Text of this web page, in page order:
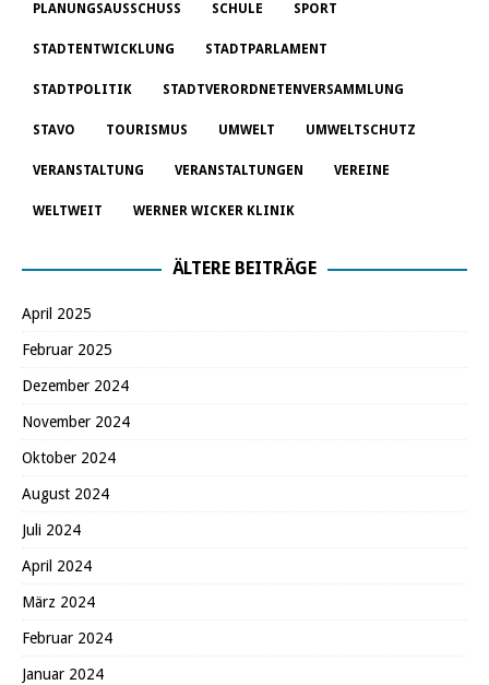
PLANUNGSAUSSCHUSS SCHULE SPORT
STADTENTWICKLUNG STADTPARLAMENT
STADTPOLITIK STADTVERORDNETENVERSAMMLUNG
STAVO TOURISMUS UMWELT UMWELTSCHUTZ
VERANSTALTUNG VERANSTALTUNGEN VEREINE
WELTWEIT WERNER WICKER KLINIK
ÄLTERE BEITRÄGE
April 2025
Februar 2025
Dezember 2024
November 2024
Oktober 2024
August 2024
Juli 2024
April 2024
März 2024
Februar 2024
Januar 2024